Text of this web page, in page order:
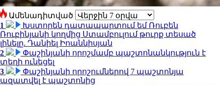
Ամենադիտված
1
Խստորեն դատապարտում եմ Ռուբեն
Ռուբինյանի կողմից Ստամբուլում թուրք տեսած
լինելը. Դանիել Իոաննիսյան
2
Փաշինյանի որոշմամբ պաշտոնանկություն է
տեղի ունեցել
3
Փաշինյանի որոշումներով 7 պաշտոնյա
ազատվել է պաշտոնից